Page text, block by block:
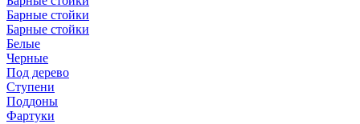
Барные стойки
Барные стойки
Белые
Черные
Под дерево
Ступени
Поддоны
Фартуки